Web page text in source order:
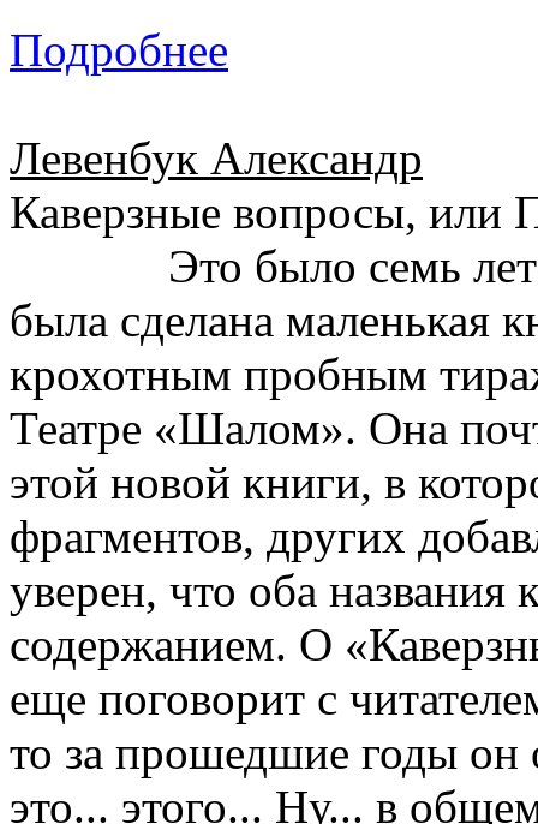
Подробнее
Левенбук Александр
Каверзные вопросы, или
Это было семь
была сделана маленькая
крохотным пробным
Театре «Шалом». Она
этой новой книги, в
фрагментов, других
уверен, что оба названия
содержанием. О
еще поговорит с
то за прошедшие годы он
это... этого... Ну... в